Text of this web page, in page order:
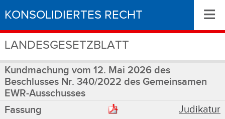
KONSOLIDIERTES RECHT
LANDESGESETZBLATT
≡
Kundmachung vom 12. Mai 2026 des
Beschlusses Nr. 340/2022 des Gemeinsamen
EWR-Ausschusses
Fassung
Judikatur